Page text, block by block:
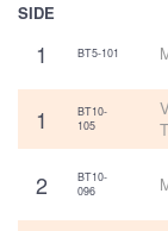
SIDE
1 BT5-101
1
BT10-
105
2
BT10-
096